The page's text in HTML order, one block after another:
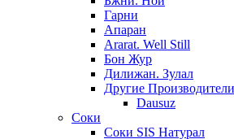
Гарни
Апаран
Ararat. Well Still
Бон Жур
Дилижан. Зулал
Другие Производители
Dausuz
Соки
Соки SIS Натурал